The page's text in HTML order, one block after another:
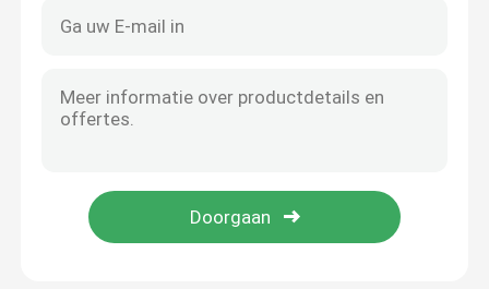
Navulbare LEIDEN Buislicht